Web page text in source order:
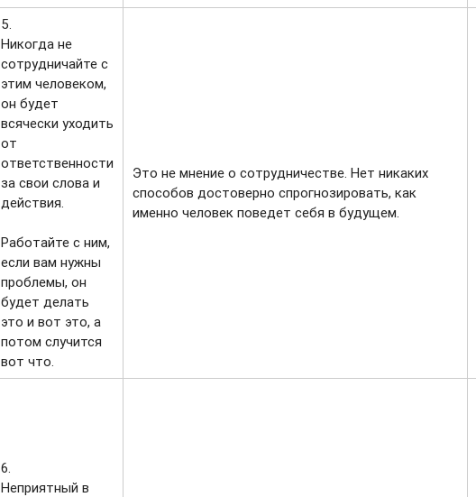
5.
Никогда не
сотрудничайте с
этим человеком,
он будет
всячески уходить
от
ответственности
за свои слова и
действия.
Работайте с ним,
если вам нужны
проблемы, он
будет делать
это и вот это, а
потом случится
вот что.
Это не мнение о сотрудничестве. Нет никаких
способов достоверно спрогнозировать, как
именно человек поведет себя в будущем.
6.
Неприятный в